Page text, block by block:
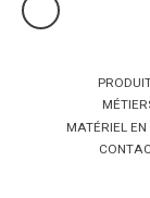
MATÉRIEL EN